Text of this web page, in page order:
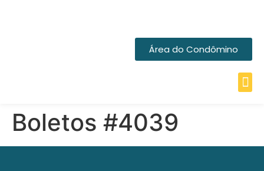
Área do Condômino
Boletos #4039